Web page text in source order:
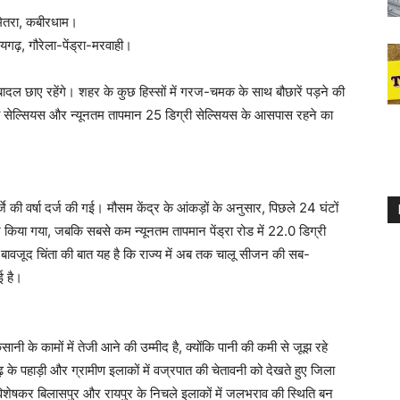
कबीरधाम।
गौरेला-पेंड्रा-मरवाही।
छाए रहेंगे। शहर के कुछ हिस्सों में गरज-चमक के साथ बौछारें पड़ने की
सेल्सियस और न्यूनतम तापमान 25 डिग्री सेल्सियस के आसपास रहने का
की वर्षा दर्ज की गई। मौसम केंद्र के आंकड़ों के अनुसार, पिछले 24 घंटों
गया, जबकि सबसे कम न्यूनतम तापमान पेंड्रा रोड में 22.0 डिग्री
बावजूद चिंता की बात यह है कि राज्य में अब तक चालू सीजन की सब-
है।
के कामों में तेजी आने की उम्मीद है, क्योंकि पानी की कमी से जूझ रहे
के पहाड़ी और ग्रामीण इलाकों में वज्रपात की चेतावनी को देखते हुए जिला
बिलासपुर और रायपुर के निचले इलाकों में जलभराव की स्थिति बन